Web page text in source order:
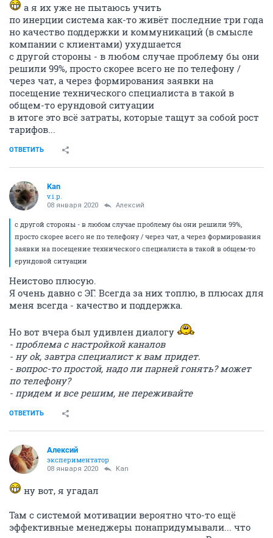
а я их уже не пытаюсь учить
по инерции система как-то живёт последние три года
но качество поддержки и коммуникаций (в смысле
компании с клиентами) ухудшается
с другой стороны - в любом случае проблему бы они
решили 99%, просто скорее всего не по телефону /
через чат, а через формирования заявки на
посещение технического специалиста в такой в
общем-то ерундовой ситуации
в итоге это всё затраты, которые тащут за собой рост
тарифов...
ОТВЕТИТЬ
Kan
v.i.p.
08 января 2020 Алексий
с другой стороны - в любом случае проблему бы они решили 99%,
просто скорее всего не по телефону / через чат, а через формирования
заявки на посещение технического специалиста в такой в общем-то
ерундовой ситуации
Неистово плюсую.
Я очень давно с ЭГ. Всегда за них топлю, в плюсах для
меня всегда - качество и поддержка.
Но вот вчера был удивлен диалогу
- проблема с настройкой каналов
- ну ok, завтра специалист к вам придет.
- вопрос-то простой, надо ли парней гонять? может
по телефону?
- придем и все решим, не переживайте
ОТВЕТИТЬ
Алексий
экспериментатор
08 января 2020 Kan
ну вот, я угадал
Там с системой мотивации вероятно что-то ещё
эффективные менеджеры понапридумывали... что